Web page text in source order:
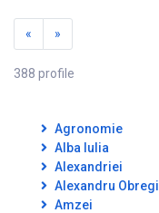
« »
388 profile
Agronomie
Alba Iulia
Alexandriei
Alexandru
Amzei